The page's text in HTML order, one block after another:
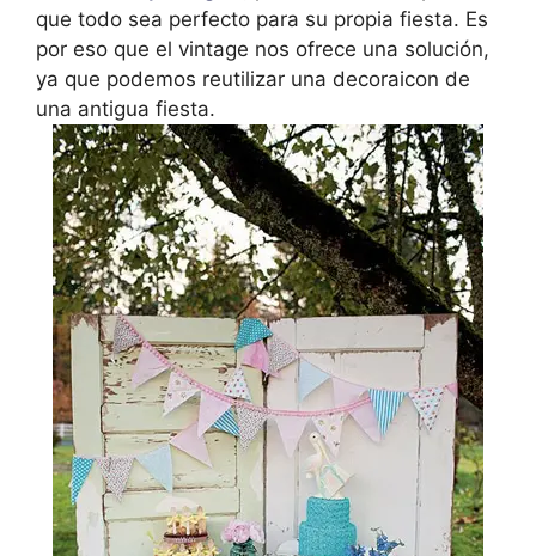
que todo sea perfecto para su propia fiesta. Es
por eso que el vintage nos ofrece una solución,
ya que podemos reutilizar una decoraicon de
una antigua fiesta.